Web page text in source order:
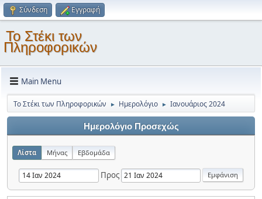
Σύνδεση Εγγραφή
Το Στέκι των
Πληροφορικών
Main Menu
Το Στέκι των Πληροφορικών ► Ημερολόγιο ► Ιανουάριος 2024
Ημερολόγιο Προσεχώς
Λίστα Μήνας Εβδομάδα
Προς